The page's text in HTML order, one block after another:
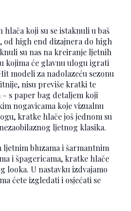
koji su se istaknuli u baš
od high end dizajnera do high
su nas na kreiranje ljetnih
kojima će glavnu ulogu igrati
modeli za nadolazeću sezonu
nisu previše kratki te
s paper bag detaljem koji
nogavicama koje vizualnu
kratke hlače još jednom su
ljetnog klasika.
ljetnim bluzama i šarmantnim
i špagericama, kratke hlače
looka. U nastavku izdvajamo
ćete izgledati i osjećati se